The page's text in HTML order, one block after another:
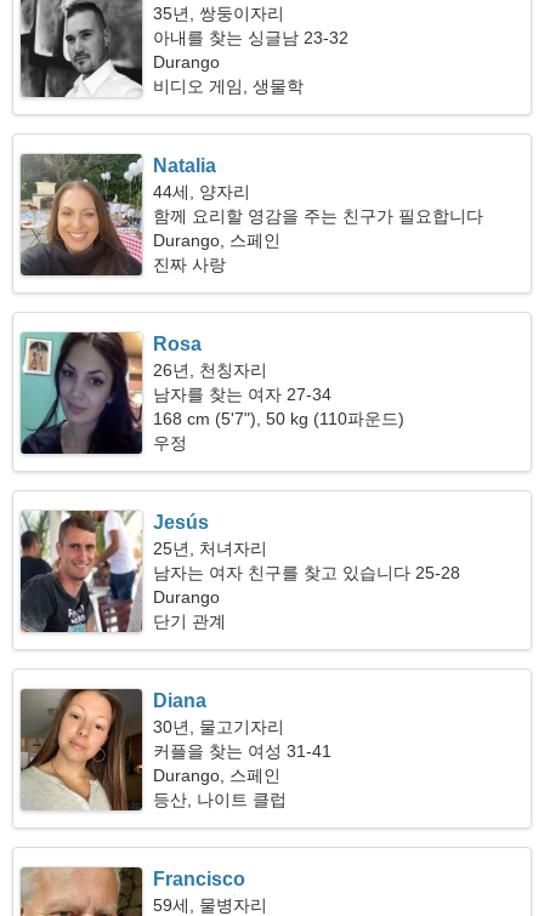
35년, 쌍둥이자리
아내를 찾는 싱글남 23-32
Durango
비디오 게임, 생물학
Natalia
44세, 양자리
함께 요리할 영감을 주는 친구가 필요합니다
Durango, 스페인
진짜 사랑
Rosa
26년, 천칭자리
남자를 찾는 여자 27-34
168 cm (5'7"), 50 kg (110파운드)
우정
Jesús
25년, 처녀자리
남자는 여자 친구를 찾고 있습니다 25-28
Durango
단기 관계
Diana
30년, 물고기자리
커플을 찾는 여성 31-41
Durango, 스페인
등산, 나이트 클럽
Francisco
59세, 물병자리